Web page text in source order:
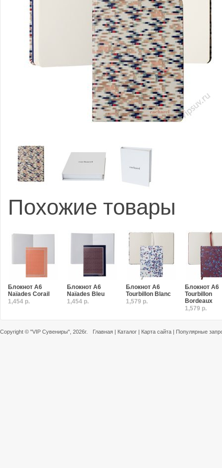
Похожие товары
Блокнот A6
Naïades Corail
1,454 р.
Блокнот A6
Naïades Bleu
1,454 р.
Блокнот A6
Tourbillon Blanc
1,579 р.
Блокнот A6
Tourbillon
Bordeaux
1,579 р.
Copyright © "VIP Сувениры" , 2026г. Главная | Каталог | Карта сайта | Популярные